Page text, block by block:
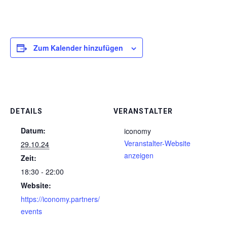
Zum Kalender hinzufügen
DETAILS
Datum:
29.10.24
Zeit:
18:30 - 22:00
Website:
https://iconomy.partners/
events
VERANSTALTER
iconomy
Veranstalter-Website
anzeigen